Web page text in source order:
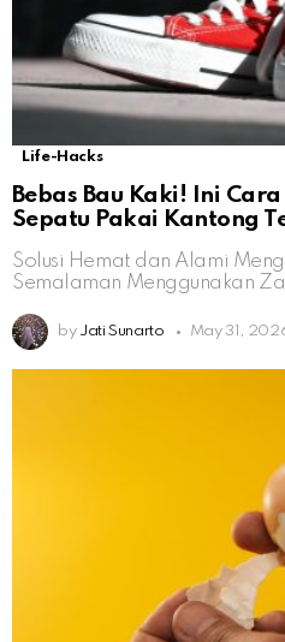
Life-Hacks
Bebas Bau Kaki! Ini
Sepatu Pakai Kantong
Solusi Hemat dan Alami
Semalaman Menggunakan
by Jati Sunarto May 31,